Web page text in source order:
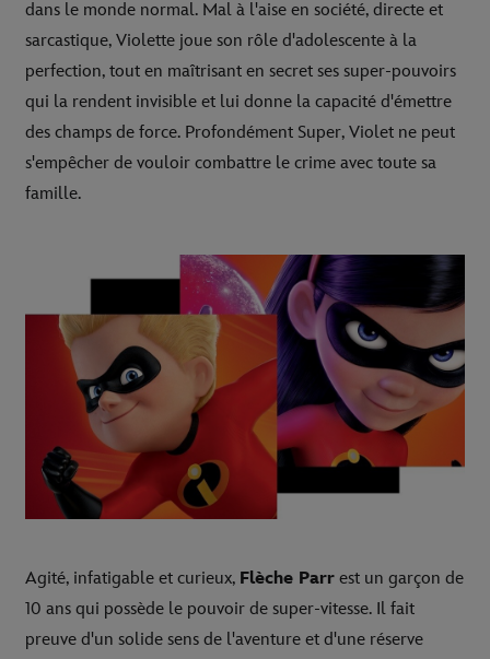
dans le monde normal. Mal à l'aise en société, directe et
sarcastique, Violette joue son rôle d'adolescente à la
perfection, tout en maîtrisant en secret ses super-pouvoirs
qui la rendent invisible et lui donne la capacité d'émettre
des champs de force. Profondément Super, Violet ne peut
s'empêcher de vouloir combattre le crime avec toute sa
famille.
Agité, infatigable et curieux, Flèche Parr est un garçon de
10 ans qui possède le pouvoir de super-vitesse. Il fait
preuve d'un solide sens de l'aventure et d'une réserve